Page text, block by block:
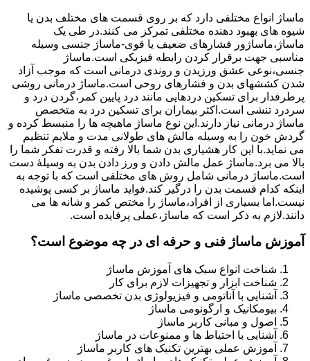
ماساژ انواع مختلفی دارد که بر روی قسمت های مختلف بدن یا
شیوه های بهبود دهنده مختلفی تمرکز می کنند.در طی یک
ماساژ،ماساژور فشارهای ضعیف یا قوی-ماساژ جنسی وسیله
مناسبی جهت برقرار کردن رابطه فیزیکی است.ماساژ
جنسی،نوعی عشق ورزیدن و روندی درمانی است که موجب آزاد
شدن کششهای بدن و فشارهای روحی است.ماساژ درمانی روشی
پرطرفدار برای تسکین دردهایی مانند درد پایین کمر،گردن درد و
سردرد تنشی است.اکثر بیماران برای تسکین درد به متخصص
ماساژ درمانی نیاز دارند.این نوع ماساژ ماهیچه ها را منبسط کرده و
گردش خون را به وسیله مالش های طولانی مدت و ملایم تنظیم
می نماید.با این کار هشیاری بدن شما بالا رفته و قدرت تفکر شما را
بالا می برد.ماساژ عمل مالش دادن و ورز دادن بدن به وسیلۀ دست
است.ماساژ درمانی شامل روش های مختلفی است که با توجه به
اینکه کدام قسمت بدن را درگیر کند.فواید ماساژ بر کسی پوشیده
نیست.اما بسیاری از افراد،ماساژ را مختص کمر و شانه ها می
دانند.لازم به ذکر است که ماساژ،عملی پرفایده است.
آموزش ماساژ فنی و حرفه ای در چه موضوع است؟
شناخت انواع سبک های آموزش ماساژ
شناخت ابزار و تجهیزات لازم برای کار
آشنایی با آناتومی و فیزیولوژی بدن تخصصی ماساژ
بیومکانیک و ارگونومی ماساژ
اصول و مبانی کاربر ماساژ
آشنایی با احتیاط ها و ممنوعات در ماساژ
آموزش عملی بهترین تکنیک های کاربر ماساژ